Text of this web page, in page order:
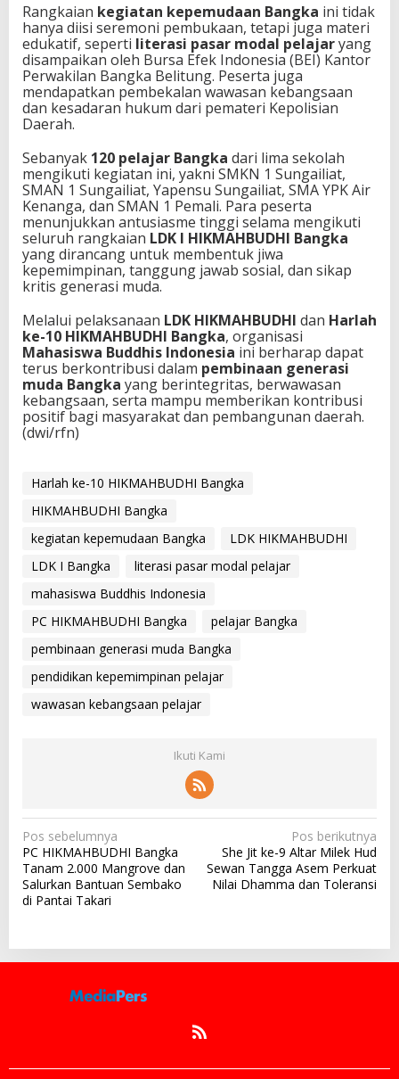
Rangkaian kegiatan kepemudaan Bangka ini tidak
hanya diisi seremoni pembukaan, tetapi juga materi
edukatif, seperti literasi pasar modal pelajaryang
disampaikan oleh Bursa Efek Indonesia (BEI) Kantor
Perwakilan Bangka Belitung. Peserta juga
mendapatkan pembekalan wawasan kebangsaan
dan kesadaran hukum dari pemateri Kepolisian
Daerah.
Sebanyak 120 pelajar Bangka dari lima sekolah
mengikuti kegiatan ini, yakni SMKN 1 Sungailiat,
SMAN 1 Sungailiat, Yapensu Sungailiat, SMA YPK Air
Kenanga, dan SMAN 1 Pemali. Para peserta
menunjukkan antusiasme tinggi selama mengikuti
seluruh rangkaian LDK I HIKMAHBUDHI Bangka
yang dirancang untuk membentuk jiwa
kepemimpinan, tanggung jawab sosial, dan sikap
kritis generasi muda.
Melalui pelaksanaan LDK HIKMAHBUDHI dan Harlah
ke-10 HIKMAHBUDHI Bangka, organisasi
Mahasiswa Buddhis Indonesia ini berharap dapat
terus berkontribusi dalam pembinaan generasi
muda Bangka yang berintegritas, berwawasan
kebangsaan, serta mampu memberikan kontribusi
positif bagi masyarakat dan pembangunan daerah.
(dwi/rfn)
Harlah ke-10 HIKMAHBUDHI Bangka
HIKMAHBUDHI Bangka
kegiatan kepemudaan Bangka
LDK HIKMAHBUDHI
LDK I Bangka
literasi pasar modal pelajar
mahasiswa Buddhis Indonesia
PC HIKMAHBUDHI Bangka
pelajar Bangka
pembinaan generasi muda Bangka
pendidikan kepemimpinan pelajar
wawasan kebangsaan pelajar
Ikuti Kami
N
a
v
i
a
Pos sebelumnya
PC HIKMAHBUDHI Bangka
Tanam 2.000 Mangrove dan
Salurkan Bantuan Sembako
di Pantai Takari
Pos berikutnya
She Jit ke-9 Altar Milek Hud
Sewan Tangga Asem Perkuat
Nilai Dhamma dan Toleransi